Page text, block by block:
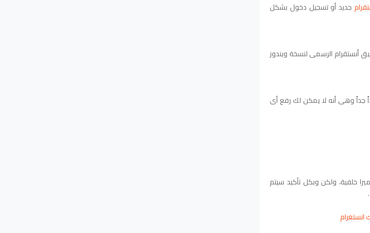
جديد أو تسجيل دخول بشكل
أنستقرام الرسمى لنسخة ويندوز
جداً وهى أنه لا يمكن لك رفع أى
خلفية، ولكن وبكل تأكيد سيتم